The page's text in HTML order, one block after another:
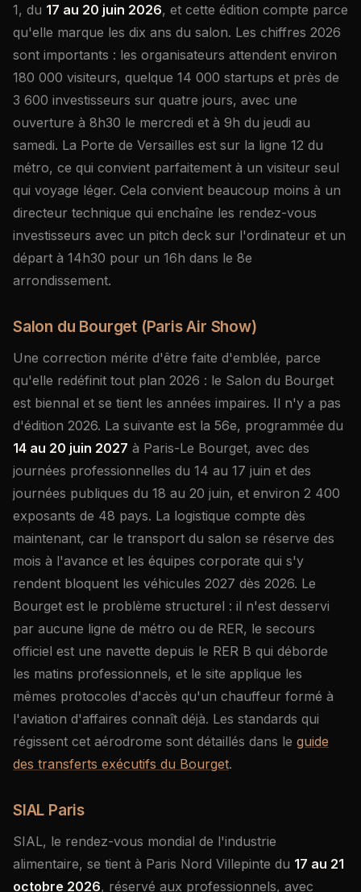
1, du 17 au 20 juin 2026, et cette édition compte parce
qu'elle marque les dix ans du salon. Les chiffres 2026
sont importants : les organisateurs attendent environ
180 000 visiteurs, quelque 14 000 startups et près de
3 600 investisseurs sur quatre jours, avec une
ouverture à 8h30 le mercredi et à 9h du jeudi au
samedi. La Porte de Versailles est sur la ligne 12 du
métro, ce qui convient parfaitement à un visiteur seul
qui voyage léger. Cela convient beaucoup moins à un
directeur technique qui enchaîne les rendez-vous
investisseurs avec un pitch deck sur l'ordinateur et un
départ à 14h30 pour un 16h dans le 8e
arrondissement.
Salon du Bourget (Paris Air Show)
Une correction mérite d'être faite d'emblée, parce
qu'elle redéfinit tout plan 2026 : le Salon du Bourget
est biennal et se tient les années impaires. Il n'y a pas
d'édition 2026. La suivante est la 56e, programmée du
14 au 20 juin 2027 à Paris-Le Bourget, avec des
journées professionnelles du 14 au 17 juin et des
journées publiques du 18 au 20 juin, et environ 2 400
exposants de 48 pays. La logistique compte dès
maintenant, car le transport du salon se réserve des
mois à l'avance et les équipes corporate qui s'y
rendent bloquent les véhicules 2027 dès 2026. Le
Bourget est le problème structurel : il n'est desservi
par aucune ligne de métro ou de RER, le secours
officiel est une navette depuis le RER B qui déborde
les matins professionnels, et le site applique les
mêmes protocoles d'accès qu'un chauffeur formé à
l'aviation d'affaires connaît déjà. Les standards qui
régissent cet aérodrome sont détaillés dans le guide
des transferts exécutifs du Bourget.
SIAL Paris
SIAL, le rendez-vous mondial de l'industrie
alimentaire, se tient à Paris Nord Villepinte du 17 au 21
octobre 2026, réservé aux professionnels, avec